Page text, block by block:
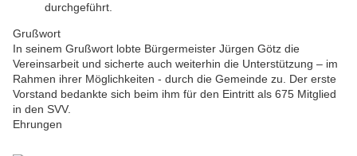
durchgeführt.
Grußwort
In seinem Grußwort lobte Bürgermeister Jürgen Götz die
Vereinsarbeit und sicherte auch weiterhin die Unterstützung – im
Rahmen ihrer Möglichkeiten - durch die Gemeinde zu. Der erste
Vorstand bedankte sich beim ihm für den Eintritt als 675 Mitglied
in den SVV.
Ehrungen